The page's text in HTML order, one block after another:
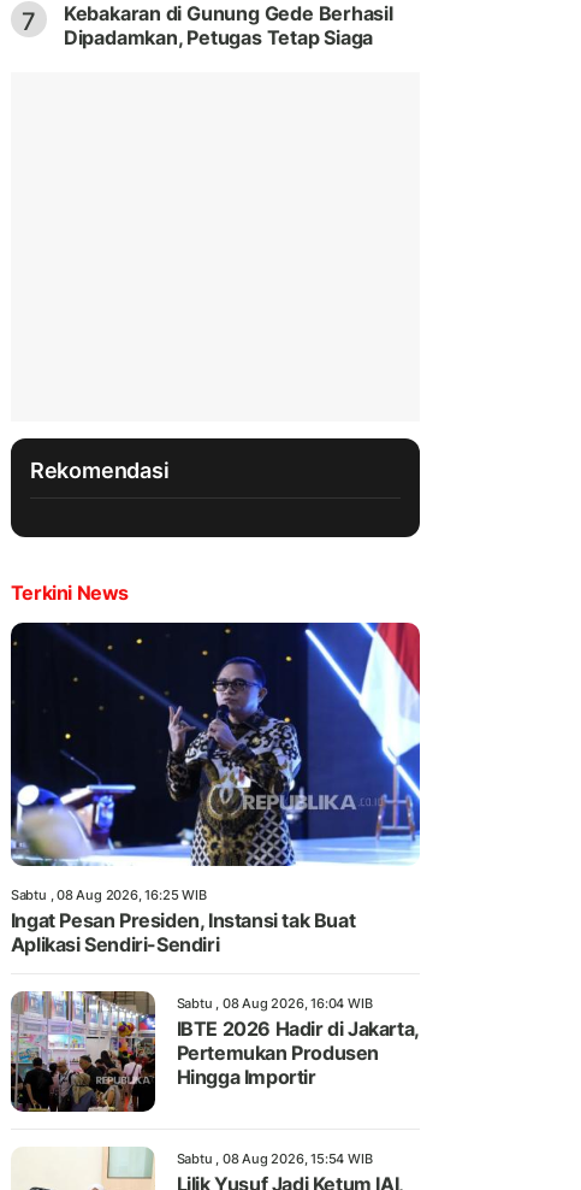
7
Kebakaran di Gunung Gede Berhasil
Dipadamkan, Petugas Tetap Siaga
Rekomendasi
Terkini News
Sabtu , 08 Aug 2026, 16:25 WIB
Ingat Pesan Presiden, Instansi tak Buat
Aplikasi Sendiri-Sendiri
Sabtu , 08 Aug 2026, 16:04 WIB
IBTE 2026 Hadir di Jakarta,
Pertemukan Produsen
Hingga Importir
Sabtu , 08 Aug 2026, 15:54 WIB
Lilik Yusuf Jadi Ketum IAI,